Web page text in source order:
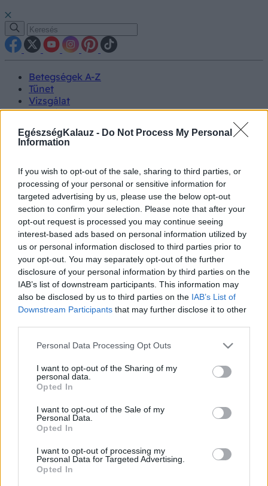
EgészségKalauz - Do Not Process My Personal
Information
If you wish to opt-out of the sale, sharing to third parties, or
processing of your personal or sensitive information for
targeted advertising by us, please use the below opt-out
section to confirm your selection. Please note that after your
opt-out request is processed you may continue seeing
interest-based ads based on personal information utilized by
us or personal information disclosed to third parties prior to
your opt-out. You may separately opt-out of the further
disclosure of your personal information by third parties on the
IAB’s list of downstream participants. This information may
also be disclosed by us to third parties on the IAB’s List of
Downstream Participants that may further disclose it to other
Please note that this website/app uses one or more Google
not limited to your visit or usage behaviour. You may click to
grant or deny consent to Google and its third-party tags to
use your data for below specified purposes in below Google
consent section.
Personal Data Processing Opt Outs
I want to opt-out of the Sharing of my
personal data.
Opted In
I want to opt-out of the Sale of my
Personal Data.
Opted In
I want to opt-out of processing my
Personal Data for Targeted Advertising.
Opted In
Betegségek A-Z
Tünet
Vizsgálat
Kezelés
Kutatás
Prevenció
Videók
Kisállatok egészsége
#allergia #influenza#cukorbetegség
#orvosmeteorológia#vérnyomás #stroke#rákbetegség
#pajzsmirigy#reflux#ekcéma#herpesz
Regisztráció
Felfázás
Felfázás